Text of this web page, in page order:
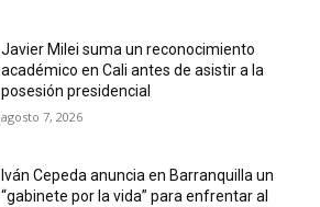
Javier Milei suma un reconocimiento
académico en Cali antes de asistir a la
posesión presidencial
agosto 7, 2026
Iván Cepeda anuncia en Barranquilla un
“gabinete por la vida” para enfrentar al